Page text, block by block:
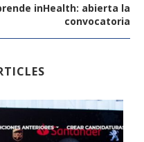
inHealth: abierta la
convocatoria